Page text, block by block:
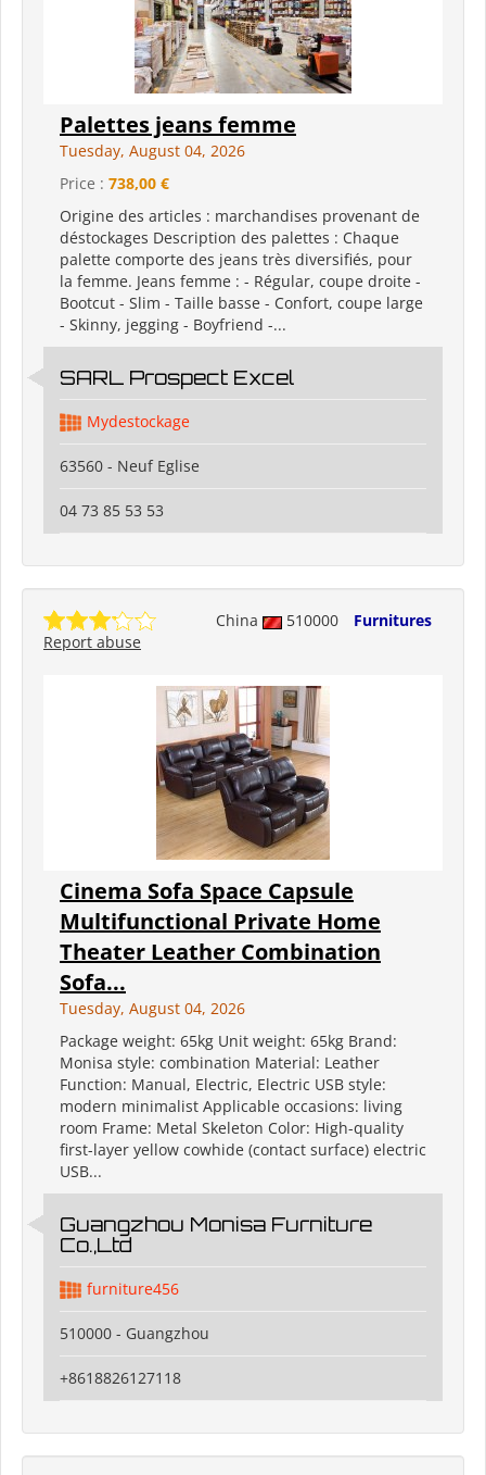
Palettes jeans femme
Tuesday, August 04, 2026
Price : 738,00 €
Origine des articles : marchandises provenant de
déstockages Description des palettes : Chaque
palette comporte des jeans très diversifiés, pour
la femme. Jeans femme : - Régular, coupe droite -
Bootcut - Slim - Taille basse - Confort, coupe large
- Skinny, jegging - Boyfriend -...
SARL Prospect Excel
Mydestockage
63560 - Neuf Eglise
04 73 85 53 53
China 510000
Furnitures
Report abuse
Cinema Sofa Space Capsule
Multifunctional Private Home
Theater Leather Combination
Sofa...
Tuesday, August 04, 2026
Package weight: 65kg Unit weight: 65kg Brand:
Monisa style: combination Material: Leather
Function: Manual, Electric, Electric USB style:
modern minimalist Applicable occasions: living
room Frame: Metal Skeleton Color: High-quality
first-layer yellow cowhide (contact surface) electric
USB...
Guangzhou Monisa Furniture
Co.,Ltd
furniture456
510000 - Guangzhou
+8618826127118